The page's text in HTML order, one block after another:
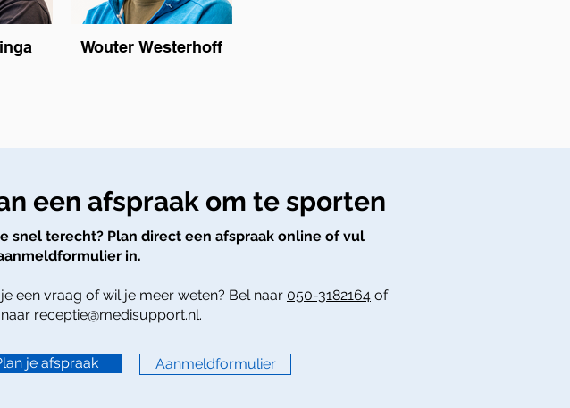
Wouter Westerhoff
een afspraak om te sporten
snel terecht? Plan direct een afspraak online of vul
in.
een vraag of wil je meer weten? Bel naar 050-3182164 of
receptie@medisupport.nl.
je afspraak Aanmeldformulier